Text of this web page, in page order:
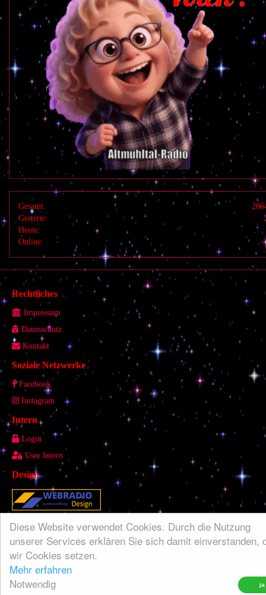
Diese Website verwendet Cookies. Durch die Nutzung
unserer Services erklären Sie sich damit einverstanden,
wir Cookies setzen.
Mehr erfahren
Notwendig
Gesamt:
Gestern:
Heute:
Online:
Rechtliches
Impressum
Datenschutz
Kontakt
Soziale Netzwerke
Facebook
Instagram
Intern
Login
User Intern
Design
Diese Seite wurde mit dem WEB-PHP ® CMS Portal Mobile 1.78